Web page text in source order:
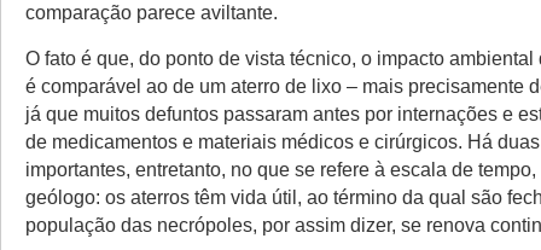
comparação parece aviltante.
O fato é que, do ponto de vista técnico, o impacto ambiental
é comparável ao de um aterro de lixo – mais precisamente
já que muitos defuntos passaram antes por internações e
de medicamentos e materiais médicos e cirúrgicos. Há
importantes, entretanto, no que se refere à escala de
geólogo: os aterros têm vida útil, ao término da qual são
população das necrópoles, por assim dizer, se renova